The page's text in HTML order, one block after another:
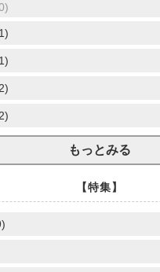
もっとみる
【特集】